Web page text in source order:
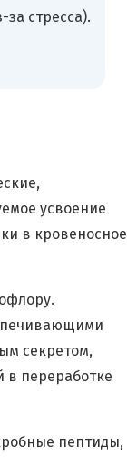
стресса).
усвоение
в кровеносное
секретом,
переработке
пептиды,